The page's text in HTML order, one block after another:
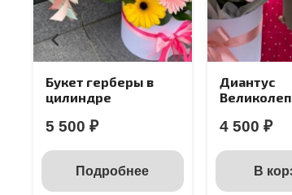
Букет герберы в
цилиндре
5 500 ₽
Подробнее
Диантус
4 500 ₽
В